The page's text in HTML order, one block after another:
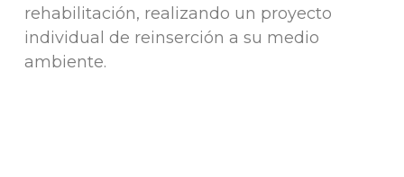
rehabilitación, realizando un proyecto
individual de reinserción a su medio
ambiente.